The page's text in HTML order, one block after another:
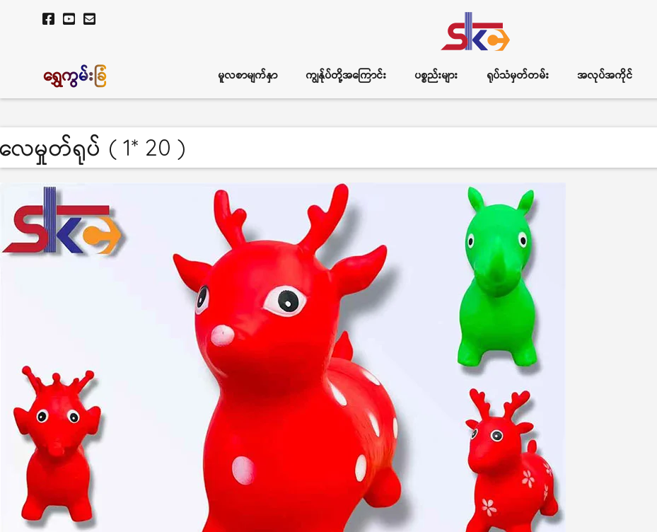
ရွှေကွမ်းခြံ မူလစာမျက်နှာ ကျွန်ုပ်တို့အကြောင်း ပစ္စည်းများ ရုပ်သံမှတ်တမ်း အလုပ်အကိုင်
လေမှုတ်ရုပ် ( 1* 20 )